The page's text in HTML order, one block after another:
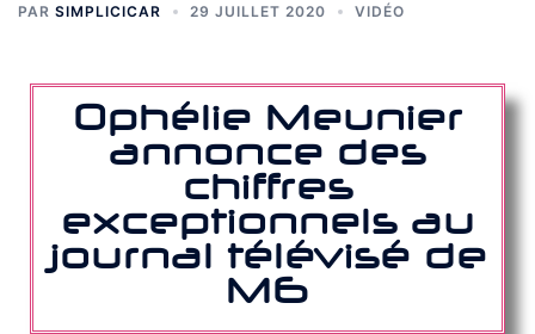
PAR SIMPLICICAR 29 JUILLET 2020 VIDÉO
Ophélie Meunier
annonce des
chiffres
exceptionnels au
journal télévisé de
M6